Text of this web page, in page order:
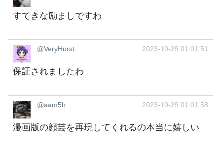
すてきな励ましですわ
@VeryHurst 2023-10-29 01:01:51
保証されましたわ
@aam5b 2023-10-29 01:01:58
漫画版の顔芸を再現してくれるの本当に嬉しい